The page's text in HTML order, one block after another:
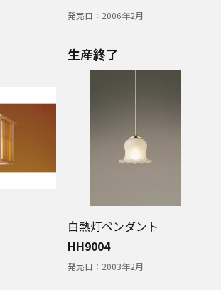
発売日： 2006年2月
生産終了
白熱灯ペンダント
HH9004
発売日： 2003年2月